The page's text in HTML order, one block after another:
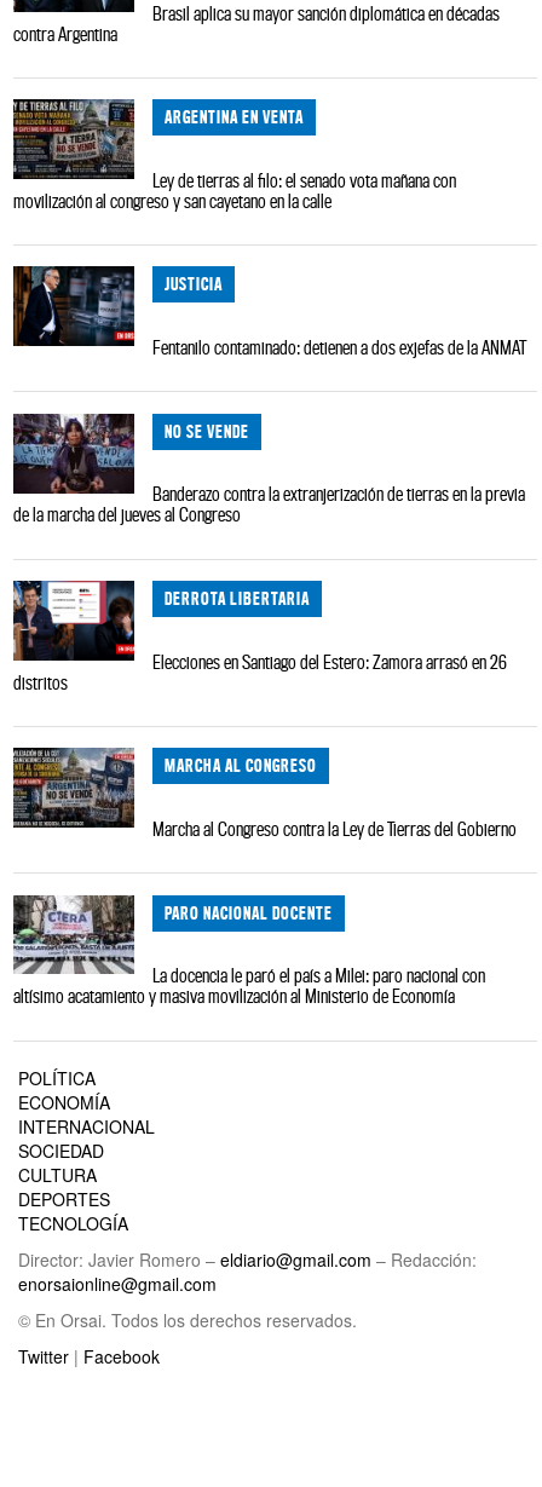
Brasil aplica su mayor sanción diplomática en décadas
contra Argentina
ARGENTINA EN VENTA
Ley de tierras al filo: el senado vota mañana con
movilización al congreso y san cayetano en la calle
JUSTICIA
Fentanilo contaminado: detienen a dos exjefas de la ANMAT
NO SE VENDE
Banderazo contra la extranjerización de tierras en la previa
de la marcha del jueves al Congreso
DERROTA LIBERTARIA
Elecciones en Santiago del Estero: Zamora arrasó en 26
distritos
MARCHA AL CONGRESO
Marcha al Congreso contra la Ley de Tierras del Gobierno
PARO NACIONAL DOCENTE
La docencia le paró el país a Milei: paro nacional con
altísimo acatamiento y masiva movilización al Ministerio de Economía
POLÍTICA
ECONOMÍA
INTERNACIONAL
SOCIEDAD
CULTURA
DEPORTES
TECNOLOGÍA
Director: Javier Romero – eldiario@gmail.com – Redacción:
enorsaionline@gmail.com
© En Orsai. Todos los derechos reservados.
Twitter | Facebook